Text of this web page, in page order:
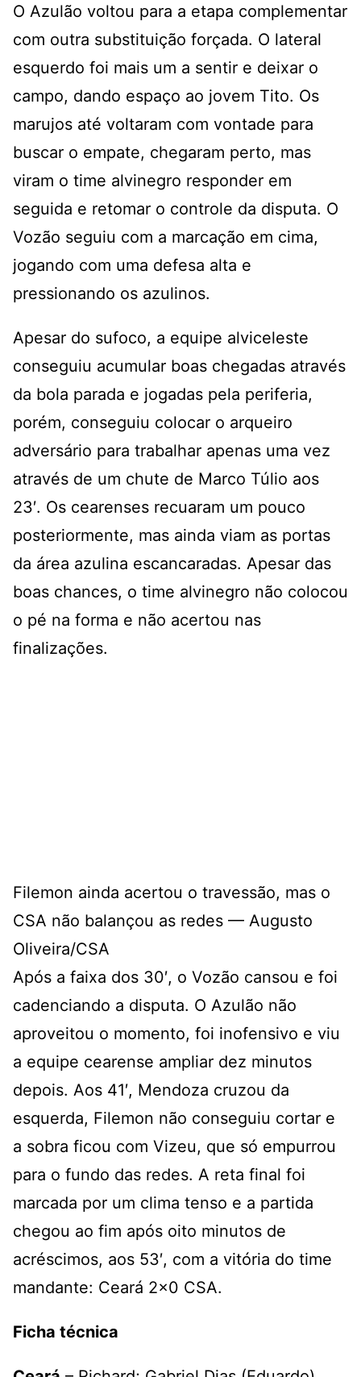
O Azulão voltou para a etapa complementar
com outra substituição forçada. O lateral
esquerdo foi mais um a sentir e deixar o
campo, dando espaço ao jovem Tito. Os
marujos até voltaram com vontade para
buscar o empate, chegaram perto, mas
viram o time alvinegro responder em
seguida e retomar o controle da disputa. O
Vozão seguiu com a marcação em cima,
jogando com uma defesa alta e
pressionando os azulinos.
Apesar do sufoco, a equipe alviceleste
conseguiu acumular boas chegadas através
da bola parada e jogadas pela periferia,
porém, conseguiu colocar o arqueiro
adversário para trabalhar apenas uma vez
através de um chute de Marco Túlio aos
23′. Os cearenses recuaram um pouco
posteriormente, mas ainda viam as portas
da área azulina escancaradas. Apesar das
boas chances, o time alvinegro não colocou
o pé na forma e não acertou nas
finalizações.
Filemon ainda acertou o travessão, mas o
CSA não balançou as redes — Augusto
Oliveira/CSA
Após a faixa dos 30′, o Vozão cansou e foi
cadenciando a disputa. O Azulão não
aproveitou o momento, foi inofensivo e viu
a equipe cearense ampliar dez minutos
depois. Aos 41′, Mendoza cruzou da
esquerda, Filemon não conseguiu cortar e
a sobra ficou com Vizeu, que só empurrou
para o fundo das redes. A reta final foi
marcada por um clima tenso e a partida
chegou ao fim após oito minutos de
acréscimos, aos 53′, com a vitória do time
mandante: Ceará 2×0 CSA.
Ficha técnica